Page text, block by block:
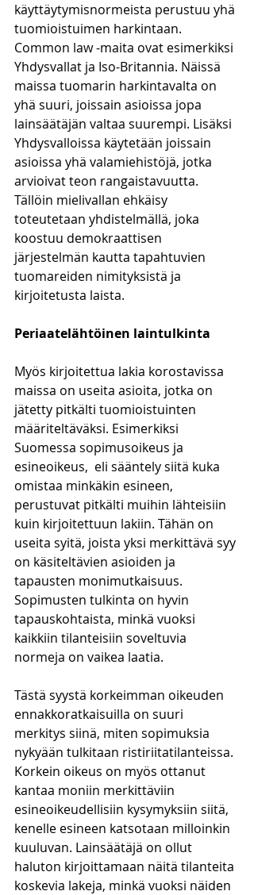
käyttäytymisnormeista perustuu yhä
tuomioistuimen harkintaan.
Common law -maita ovat esimerkiksi
Yhdysvallat ja Iso-Britannia. Näissä
maissa tuomarin harkintavalta on
yhä suuri, joissain asioissa jopa
lainsäätäjän valtaa suurempi. Lisäksi
Yhdysvalloissa käytetään joissain
asioissa yhä valamiehistöjä, jotka
arvioivat teon rangaistavuutta.
Tällöin mielivallan ehkäisy
toteutetaan yhdistelmällä, joka
koostuu demokraattisen
järjestelmän kautta tapahtuvien
tuomareiden nimityksistä ja
kirjoitetusta laista.
Periaatelähtöinen laintulkinta
Myös kirjoitettua lakia korostavissa
maissa on useita asioita, jotka on
jätetty pitkälti tuomioistuinten
määriteltäväksi. Esimerkiksi
Suomessa sopimusoikeus ja
esineoikeus,  eli sääntely siitä kuka
omistaa minkäkin esineen,
perustuvat pitkälti muihin lähteisiin
kuin kirjoitettuun lakiin. Tähän on
useita syitä, joista yksi merkittävä syy
on käsiteltävien asioiden ja
tapausten monimutkaisuus.
Sopimusten tulkinta on hyvin
tapauskohtaista, minkä vuoksi
kaikkiin tilanteisiin soveltuvia
normeja on vaikea laatia.
Tästä syystä korkeimman oikeuden
ennakkoratkaisuilla on suuri
merkitys siinä, miten sopimuksia
nykyään tulkitaan ristiriitatilanteissa.
Korkein oikeus on myös ottanut
kantaa moniin merkittäviin
esineoikeudellisiin kysymyksiin siitä,
kenelle esineen katsotaan milloinkin
kuuluvan. Lainsäätäjä on ollut
haluton kirjoittamaan näitä tilanteita
koskevia lakeja, minkä vuoksi näiden